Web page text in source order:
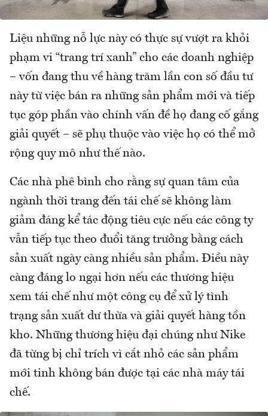
Liệu những nỗ lực này có thực sự vượt ra khỏi
phạm vi “trang trí xanh” cho các doanh nghiệp
– vốn đang thu về hàng trăm lần con số đầu tư
này từ việc bán ra những sản phẩm mới và tiếp
tục góp phần vào chính vấn đề họ đang cố gắng
giải quyết – sẽ phụ thuộc vào việc họ có thể mở
rộng quy mô như thế nào.
Các nhà phê bình cho rằng sự quan tâm của
ngành thời trang đến tái chế sẽ không làm
giảm đáng kể tác động tiêu cực nếu các công ty
vẫn tiếp tục theo đuổi tăng trưởng bằng cách
sản xuất ngày càng nhiều sản phẩm. Điều này
càng đáng lo ngại hơn nếu các thương hiệu
xem tái chế như một công cụ để xử lý tình
trạng sản xuất dư thừa và giải quyết hàng tồn
kho. Những thương hiệu đại chúng như Nike
đã từng bị chỉ trích vì cắt nhỏ các sản phẩm
mới tinh không bán được tại các nhà máy tái
chế.